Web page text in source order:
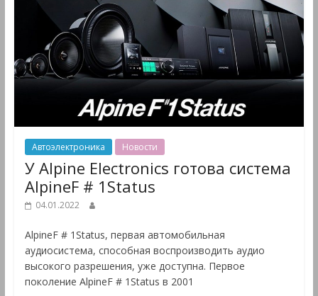
Автоэлектроника Новости
У Alpine Electronics готова система
AlpineF # 1Status
04.01.2022
AlpineF # 1Status, первая автомобильная
аудиосистема, способная воспроизводить аудио
высокого разрешения, уже доступна. Первое
поколение AlpineF # 1Status в 2001